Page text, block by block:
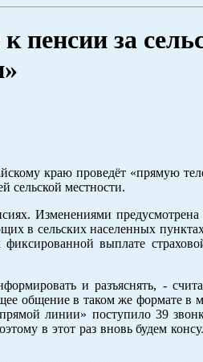
пенсии за
краю проведёт «прямую
сельской местности.
Изменениями предусмотрена
в сельских населенных
выплате
и разъяснять, -
общение в таком же формате в
линии» поступило 39
в этот раз вновь будем